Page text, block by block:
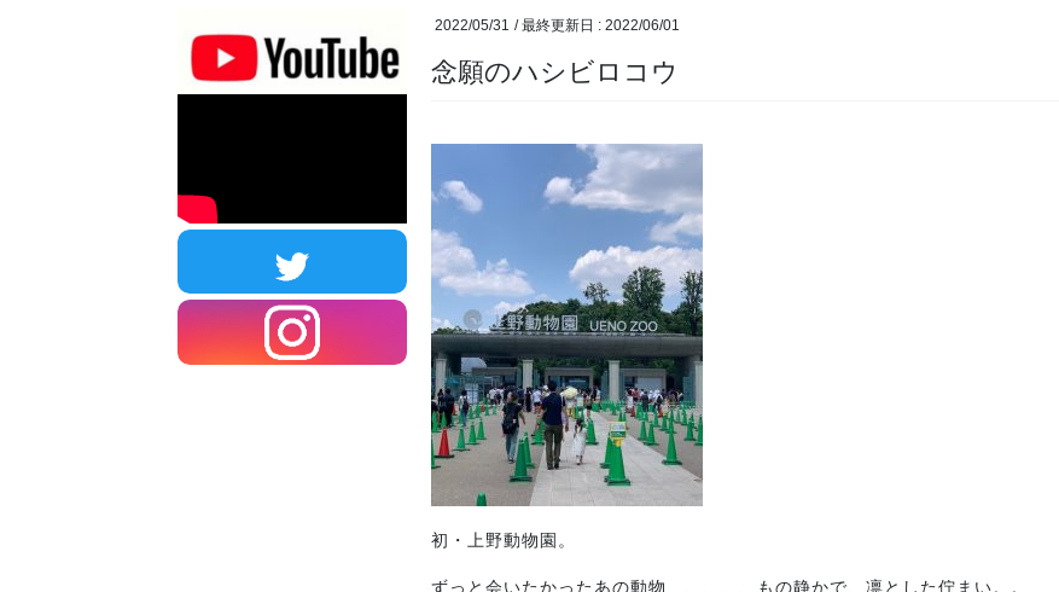
2022/05/31 / 最終更新日 : 2022/06/01
念願のハシビロコウ
初・上野動物園。
ずっと会いたかったあの動物、、、、、もの静かで、凛とした佇まい。。